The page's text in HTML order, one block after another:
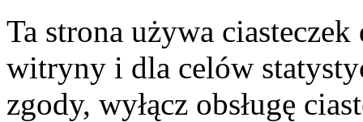
Ta strona używa
witryny i dla celów
zgody, wyłącz obsługę